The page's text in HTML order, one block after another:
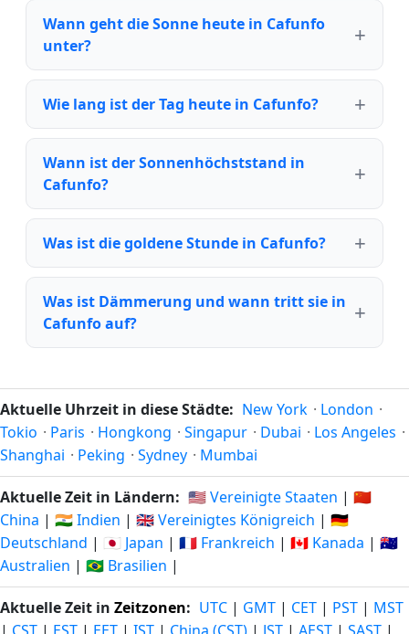
Wann geht die Sonne heute in Cafunfo
unter?
Wie lang ist der Tag heute in Cafunfo?
Wann ist der Sonnenhöchststand in
Cafunfo?
Was ist die goldene Stunde in Cafunfo?
Was ist Dämmerung und wann tritt sie in
Cafunfo auf?
Aktuelle Uhrzeit in diese Städte: New York · London ·
Tokio · Paris · Hongkong · Singapur · Dubai · Los Angeles ·
Shanghai · Peking · Sydney · Mumbai
Aktuelle Zeit in Ländern: 🇺🇸 Vereinigte Staaten | 🇨🇳
China | 🇮🇳 Indien | 🇬🇧 Vereinigtes Königreich | 🇩🇪
Deutschland | 🇯🇵 Japan | 🇫🇷 Frankreich | 🇨🇦 Kanada | 🇦🇺
Australien | 🇧🇷 Brasilien |
Aktuelle Zeit in Zeitzonen: UTC | GMT | CET | PST | MST